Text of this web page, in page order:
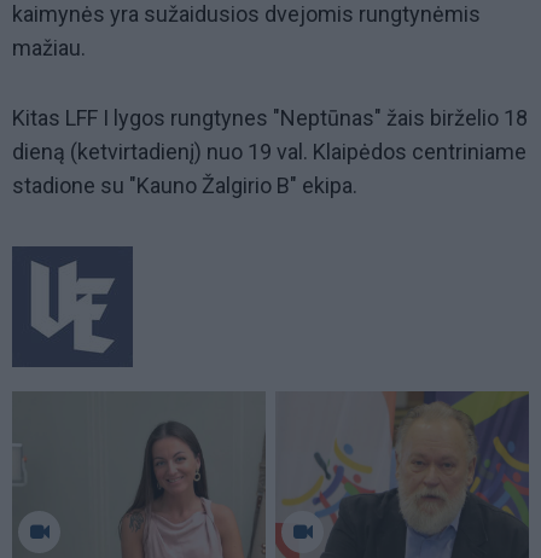
kaimynės yra sužaidusios dvejomis rungtynėmis
mažiau.
Kitas LFF I lygos rungtynes "Neptūnas" žais birželio 18
dieną (ketvirtadienį) nuo 19 val. Klaipėdos centriniame
stadione su "Kauno Žalgirio B" ekipa.